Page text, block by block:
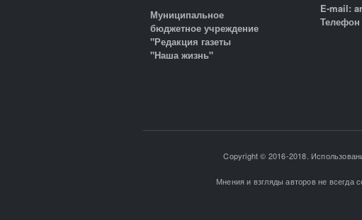
Муниципальное
бюджетное учреждение
"Редакция газеты
"Наша жизнь"
E-mail:
Телефон
Copyright © 2016-2018.
Мнения и взгляды авторов не всегда